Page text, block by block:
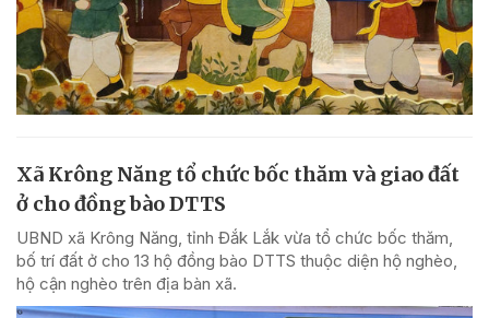
Xã Krông Năng tổ chức bốc thăm và giao đất
ở cho đồng bào DTTS
UBND xã Krông Năng, tỉnh Đắk Lắk vừa tổ chức bốc thăm,
bố trí đất ở cho 13 hộ đồng bào DTTS thuộc diện hộ nghèo,
hộ cận nghèo trên địa bàn xã.